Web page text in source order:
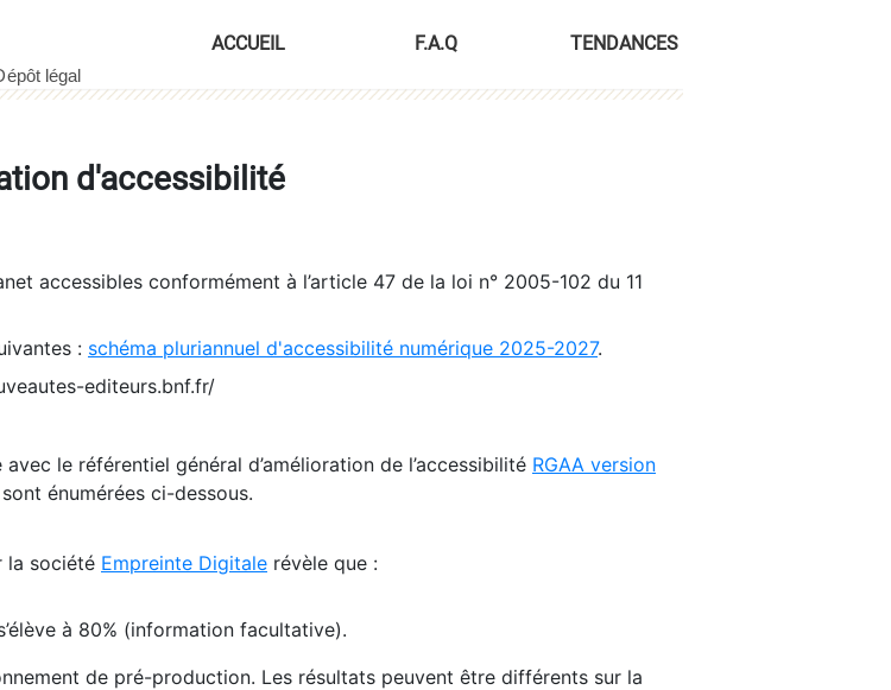
ACCUEIL F.A.Q TENDANCES
d'accessibilité
accessibles conformément à l’article 47 de la loi n° 2005-102 du 11
: schéma pluriannuel d'accessibilité numérique 2025-2027.
editeurs.bnf.fr/
le référentiel général d’amélioration de l’accessibilité RGAA version
énumérées ci-dessous.
la société Empreinte Digitale révèle que :
à 80% (information facultative).
de pré-production. Les résultats peuvent être différents sur la